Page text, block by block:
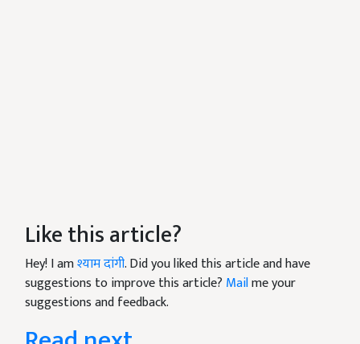
Like this article?
Hey! I amश्याम दांगी. Did you liked this article and have
suggestions to improve this article? Mailme your
suggestions and feedback.